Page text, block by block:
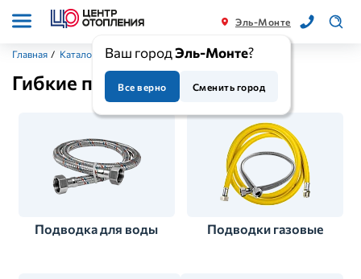
Эль-Монте
Ваш городЭль-Монте?
Все верно Сменить город
Главная / Каталог Трубы / Гибкие подводки
Гибкие подводки
Подводка для воды Подводки газовые